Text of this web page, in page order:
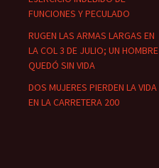
FUNCIONES Y PECULADO
RUGEN LAS ARMAS LARGAS EN
LA COL 3 DE JULIO; UN HOMBRE
QUEDÓ SIN VIDA
DOS MUJERES PIERDEN LA VIDA
EN LA CARRETERA 200